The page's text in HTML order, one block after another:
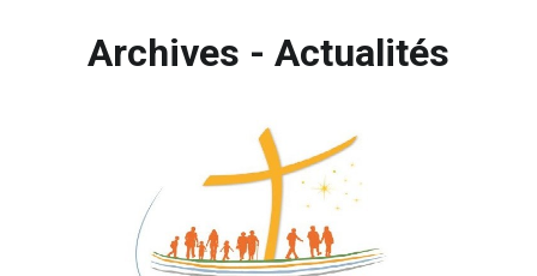
Archives - Actualités